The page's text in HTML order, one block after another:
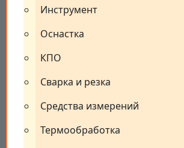
Инструмент
Оснастка
КПО
Сварка и резка
Средства измерений
Термообработка